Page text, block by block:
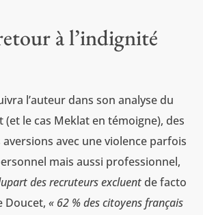
à l’indignité
l’auteur dans son analyse du
le cas Meklat en témoigne), des
avec une violence parfois
mais aussi professionnel,
des recruteurs excluent de facto
Doucet, « 62 % des citoyens français